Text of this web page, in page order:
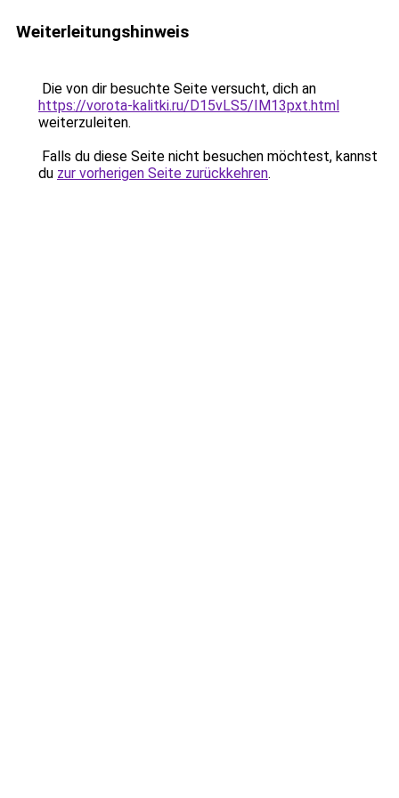
Weiterleitungshinweis
Die von dir besuchte Seite versucht, dich an
https://vorota-kalitki.ru/D15vLS5/IM13pxt.html
weiterzuleiten.
Falls du diese Seite nicht besuchen möchtest, kannst
du zur vorherigen Seite zurückkehren.